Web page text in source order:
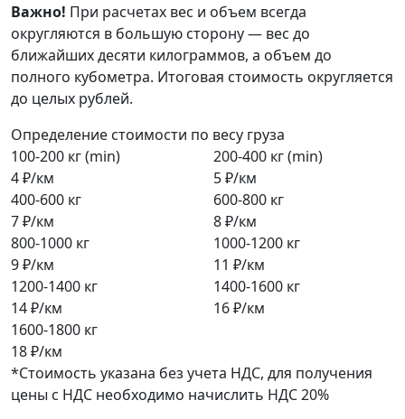
Важно! При расчетах вес и объем всегда
округляются в большую сторону — вес до
ближайших десяти килограммов, а объем до
полного кубометра. Итоговая стоимость округляется
до целых рублей.
Определение стоимости по весу груза
100-200 кг (min)
4 ₽/км
200-400 кг (min)
5 ₽/км
400-600 кг
7 ₽/км
600-800 кг
8 ₽/км
800-1000 кг
9 ₽/км
1000-1200 кг
11 ₽/км
1200-1400 кг
14 ₽/км
1400-1600 кг
16 ₽/км
1600-1800 кг
18 ₽/км
*Стоимость указана без учета НДС, для получения
цены с НДС необходимо начислить НДС 20%